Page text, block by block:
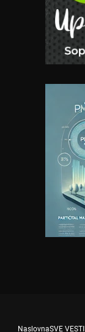
NaslovnaSVE VESTI